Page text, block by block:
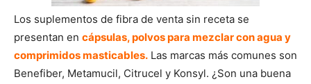
Los suplementos de fibra de venta sin receta se
presentan en cápsulas, polvos para mezclar con agua y
comprimidos masticables. Las marcas más comunes son
Benefiber, Metamucil, Citrucel y Konsyl. ¿Son una buena